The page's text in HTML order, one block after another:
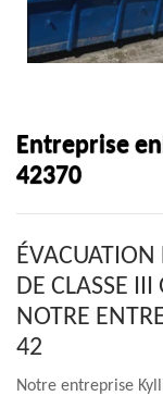
Entreprise
42370
DE CLASSE
NOTRE
42
Notre entreprise